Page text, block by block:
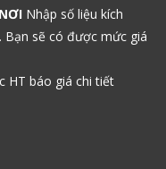
Nhập số liệu kích
Bạn sẽ có được mức giá
HT báo giá chi tiết